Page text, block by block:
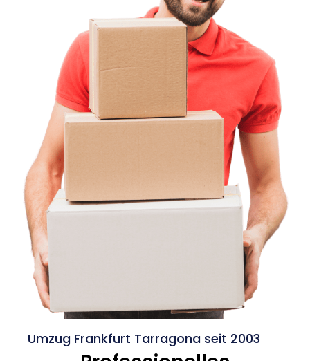
Umzug Frankfurt Tarragona seit 2003